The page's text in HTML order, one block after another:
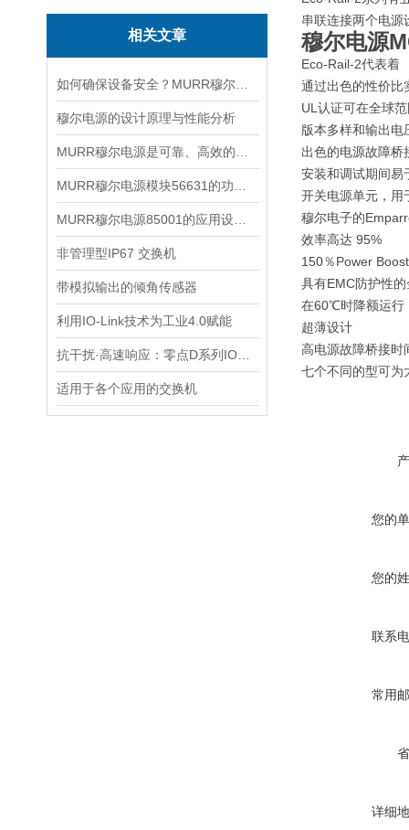
相关文章
穆尔电源的设计原理与性能分析
非管理型IP67 交换机
带模拟输出的倾角传感器
利用IO-Link技术为工业4.0赋能
适用于各个应用的交换机
串联连接两个电源
穆尔电源
Eco-Rail-2代表着
通过出色的性价比
UL认证可在全球
版本多样和输出电
出色的电源故障桥
安装和调试期间易
开关电源单元，用
穆尔电子的
效率高达 95%
150％Power
具有EMC防护性
在60℃时降额运行
超薄设计
高电源故障桥接时
七个不同的型可为
您的
您的
联系
常用
详细